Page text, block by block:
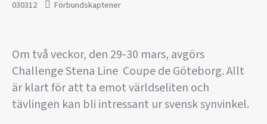
030312 Förbundskaptener
Om två veckor, den 29-30 mars, avgörs
Challenge Stena Line  Coupe de Göteborg. Allt
är klart för att ta emot världseliten och
tävlingen kan bli intressant ur svensk synvinkel.